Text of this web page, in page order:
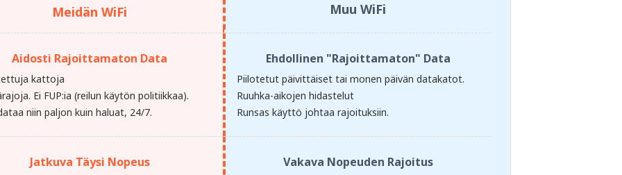
Meidän WiFi Muu WiFi
Aidosti Rajoittamaton Data
kattoja
Ei FUP:ia (reilun käytön politiikkaa).
niin paljon kuin haluat, 24/7.
Ehdollinen "Rajoittamaton" Data
Piilotetut päivittäiset tai monen päivän datakatot.
Ruuhka-aikojen hidastelut
Runsas käyttö johtaa rajoituksiin.
Jatkuva Täysi Nopeus Vakava Nopeuden Rajoitus